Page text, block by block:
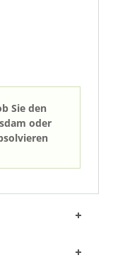
Sie den
oder